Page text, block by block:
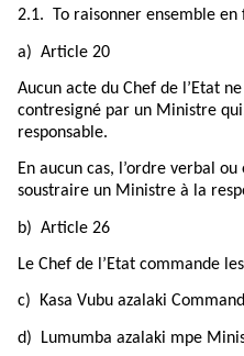
2.1. To raisonner ensemble
a) Article 20
Aucun acte du Chef de l’Etat
contresigné par un Ministre
responsable.
En aucun cas, l’ordre verbal
soustraire un Ministre à la
b) Article 26
Le Chef de l’Etat commande
c) Kasa Vubu azalaki
d) Lumumba azalaki mpe